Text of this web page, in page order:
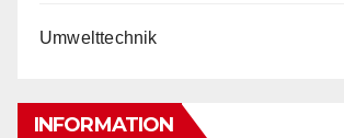
Umwelttechnik
INFORMATION